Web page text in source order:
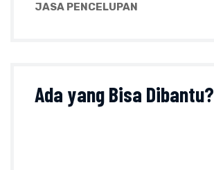
JASA PENCELUPAN
Ada yangBisa Dibantu?